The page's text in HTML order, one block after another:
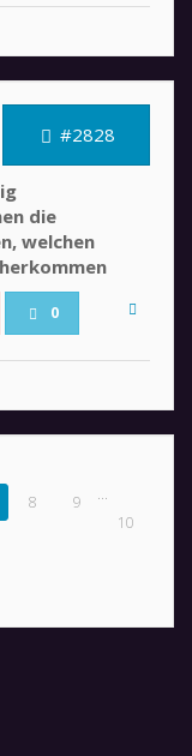
#2828
die
welchen
0
...
8
9
10